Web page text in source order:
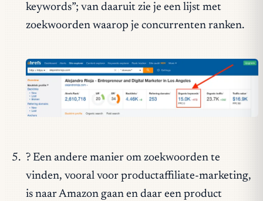
keywords”; van daaruit zie je een lijst met
zoekwoorden waarop je concurrenten ranken.
? Een andere manier om zoekwoorden te
vinden, vooral voor productaffiliate-marketing,
is naar Amazon gaan en daar een product